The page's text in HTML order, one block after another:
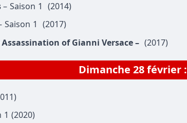
– Saison 1 (2014)
Saison 1 (2017)
of Gianni Versace – (2017)
Dimanche 28 février :
1 (2020)